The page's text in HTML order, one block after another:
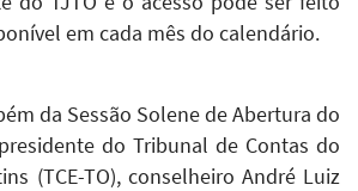
em cada mês do calendário.
da Sessão Solene de Abertura do
do Tribunal de Contas do
(TCE-TO), conselheiro André Luiz